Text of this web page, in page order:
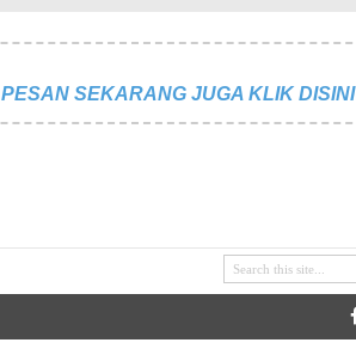
PESAN SEKARANG JUGA KLIK DISINI